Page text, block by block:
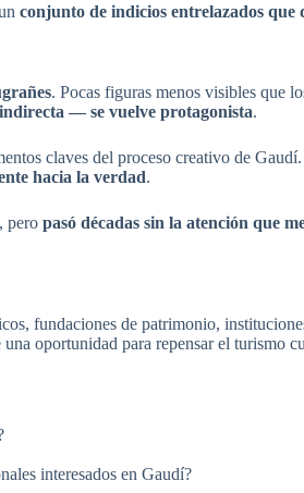
conjunto de indicios entrelazados
. Pocas figuras menos visibles que
— se vuelve protagonista.
claves del proceso creativo de
hacia la verdad.
pero pasó décadas sin la atención que
fundaciones de patrimonio,
oportunidad para repensar el turismo
interesados en Gaudí?